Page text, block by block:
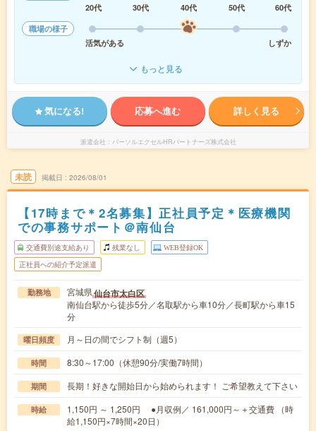
20代
30代 40代 50代
60代
職場の様子
活気がある
しずか
もっと見る
気になる! 応募へ進む 詳しく見る
派遣会社 パーソルエクセルHRパートナーズ株式会社
未読 掲載日 2026/08/01
【17時まで＊2名募集】正社員予定＊医療機関
での事務サポート＠南仙台
交通費別途支給あり 残業なし WEB登録OK
正社員への紹介予定派遣
勤務地 宮城県仙台市太白区
南仙台駅から徒歩5分／名取駅から車10分／長町駅から車15
分
曜日頻度 月～日の間でシフト制（週5）
時間 8:30～17:00（休憩90分/実働7時間）
期間 長期！好きな開始日から始められます！ ご希望教えて下さい
時給
1,150円 ～ 1,250円 ●月収例／ 161,000円～＋交通費 （時
給1,150円×7時間×20日）